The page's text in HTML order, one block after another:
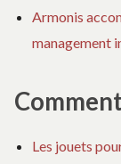
Armonis
management
Les jouets